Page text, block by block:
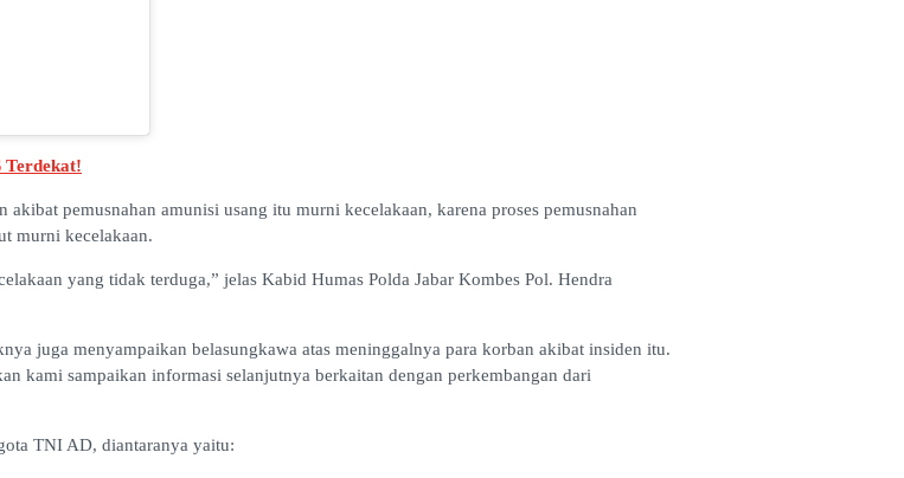
Terdekat!
pemusnahan amunisi usang itu murni kecelakaan, karena proses pemusnahan
murni kecelakaan.
yang tidak terduga,” jelas Kabid Humas Polda Jabar Kombes Pol. Hendra
juga menyampaikan belasungkawa atas meninggalnya para korban akibat insiden itu.
kami sampaikan informasi selanjutnya berkaitan dengan perkembangan dari
TNI AD, diantaranya yaitu: